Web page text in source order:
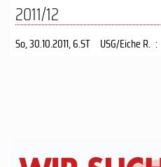
2011/12
So, 30.10.2011, 6.ST USG/Eiche R. :